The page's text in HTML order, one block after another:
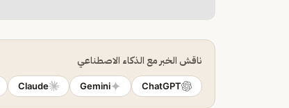
ناقش الخبر مع الذكاء الاصطناعي
ChatGPT
Gemini
Claude